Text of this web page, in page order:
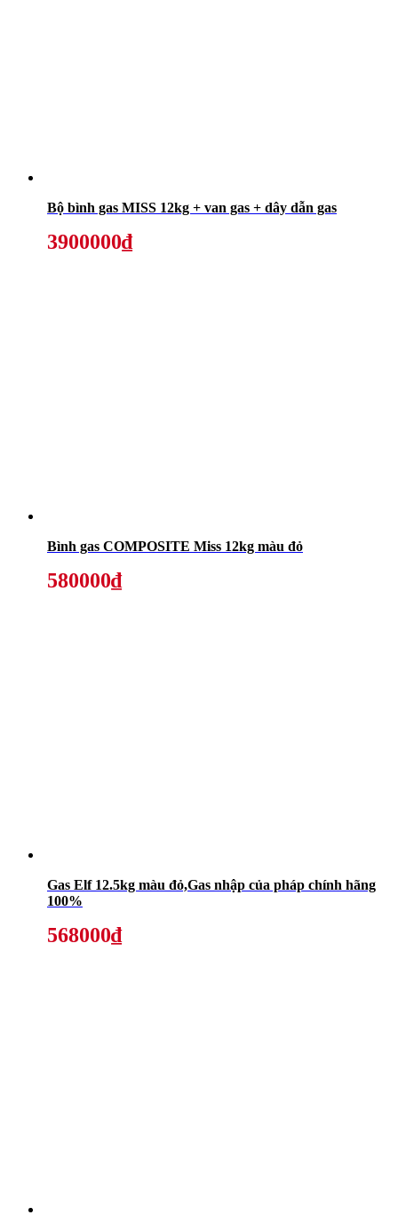
Bộ bình gas MISS 12kg + van gas + dây dẫn gas
3900000₫
Bình gas COMPOSITE Miss 12kg màu đỏ
580000₫
Gas Elf 12.5kg màu đỏ,Gas nhập của pháp chính hãng
100%
568000₫